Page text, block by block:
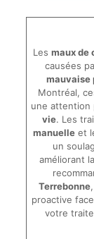
Les maux de
causées
mauvaise
Montréal,
une
vie. Les
manuelle et
un
améliorant
Terrebonne
proactive
votre